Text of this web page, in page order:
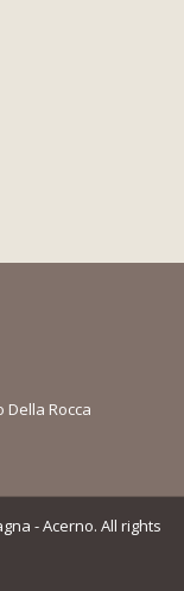
Rocca
- Acerno. All rights